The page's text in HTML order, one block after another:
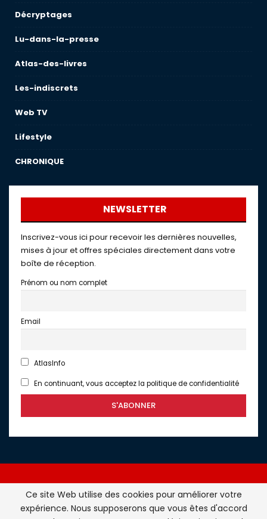
Décryptages
Lu-dans-la-presse
Atlas-des-livres
Les-indiscrets
Web TV
Lifestyle
CHRONIQUE
NEWSLETTER
Inscrivez-vous ici pour recevoir les dernières nouvelles,
mises à jour et offres spéciales directement dans votre
boîte de réception.
Prénom ou nom complet
Email
AtlasInfo
En continuant, vous acceptez la politique de confidentialité
Atlasinfo.fr : l'essentiel de l'actualité de la France et du
Ce site Web utilise des cookies pour améliorer votre
expérience. Nous supposerons que vous êtes d'accord